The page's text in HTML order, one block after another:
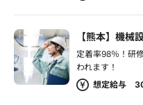
【熊本】機械
定着率98％！研
われます！
想定給与